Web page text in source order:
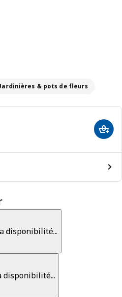
sur 5 étoiles. Nombre total
& pots de fleurs
disponibilité...
disponibilité...